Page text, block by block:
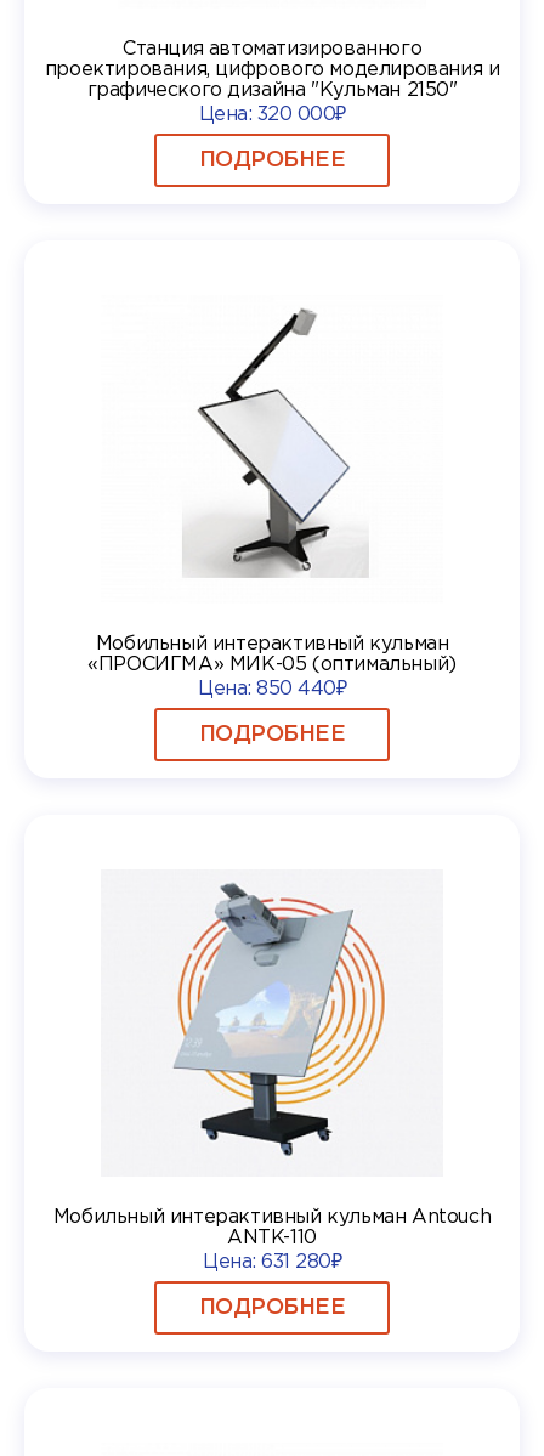
Станция автоматизированного
проектирования, цифрового моделирования и
графического дизайна "Кульман 2150"
Цена: 320 000₽
ПОДРОБНЕЕ
Мобильный интерактивный кульман
«ПРОСИГМА» МИК-05 (оптимальный)
Цена: 850 440₽
ПОДРОБНЕЕ
Мобильный интерактивный кульман Antouch
ANTK-110
Цена: 631 280₽
ПОДРОБНЕЕ